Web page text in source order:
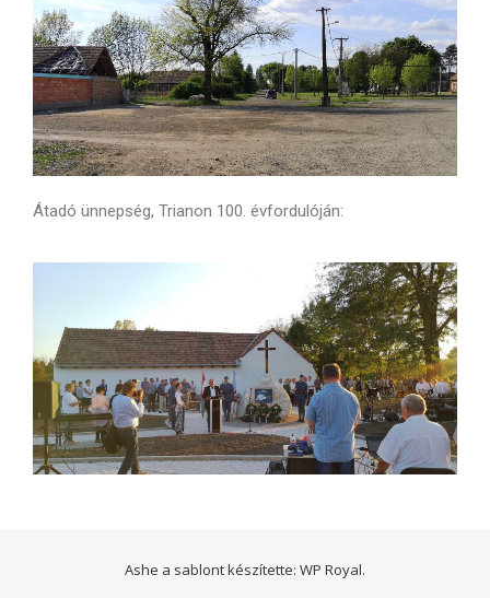
Átadó ünnepség, Trianon 100. évfordulóján:
Ashe a sablont készítette: WP Royal.